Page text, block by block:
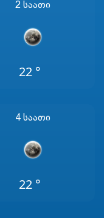
2 Საათი
22 °
4 Საათი
22 °